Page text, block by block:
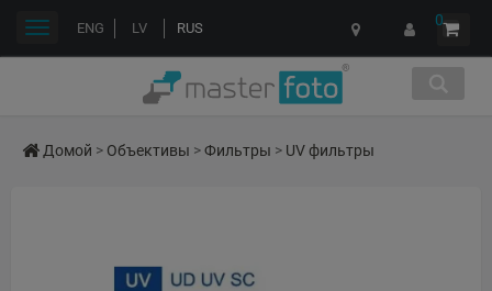
ENG LV RUS 0
Переключить
Домой > Объективы >Фильтры > UV фильтры